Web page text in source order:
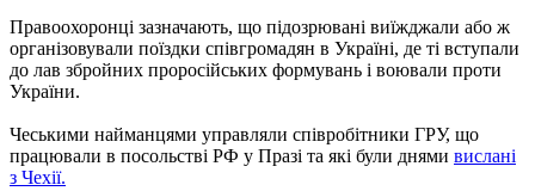
Правоохоронці зазначають, що підозрювані виїжджали або ж
організовували поїздки співгромадян в Україні, де ті вступали
до лав збройних проросійських формувань і воювали проти
України.
Чеськими найманцями управляли співробітники ГРУ, що
працювали в посольстві РФ у Празі та які були днями вислані
з Чехії.